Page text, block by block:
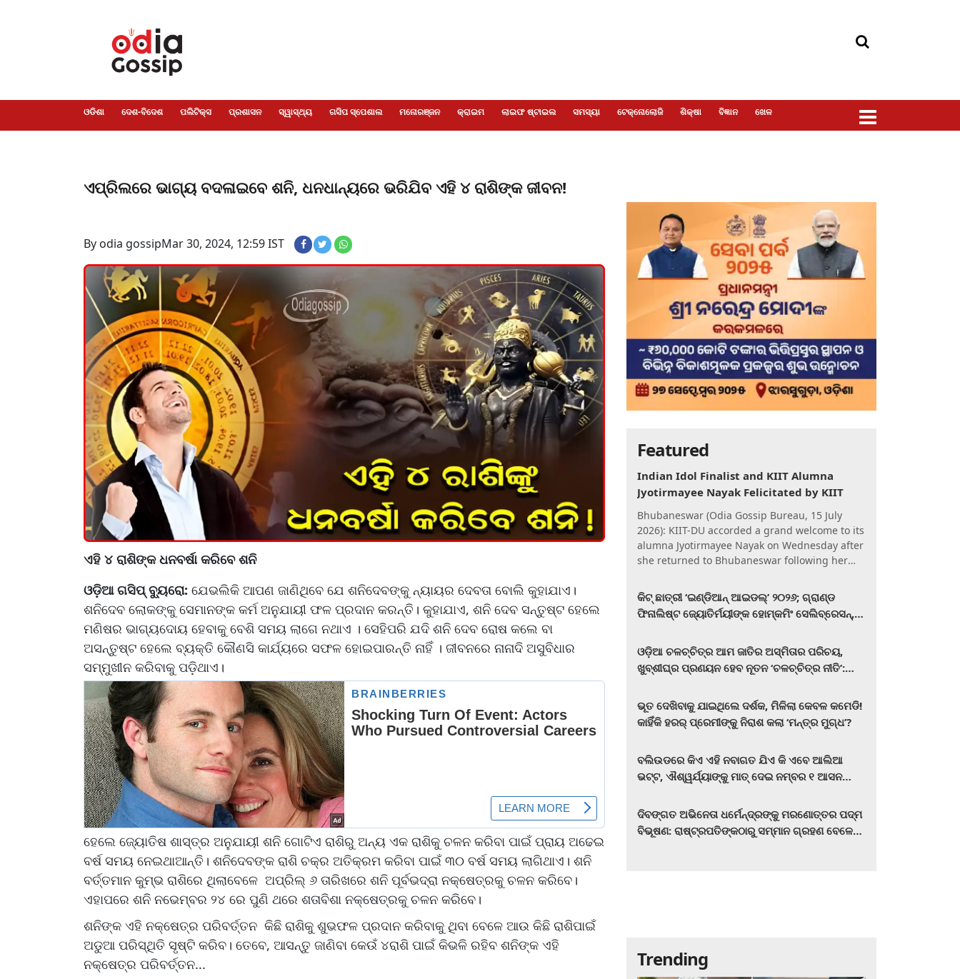
ଓଡିଶା ଦେଶ-ବିଦେଶ ପଲିଟିକ୍ସ ପ୍ରଶାସନ ସ୍ୱାସ୍ଥ୍ୟ ଗସିପ ସ୍ପେଶାଲ ମନୋରଞ୍ଜନ କ୍ରାଇମ ଲାଇଫ ଷ୍ଟାଇଲ ସମସ୍ୟା ଟେକ୍ନୋଲୋଜି ଶିକ୍ଷା ବିଜ୍ଞାନ ଖେଳ
ଏପ୍ରିଲରେ ଭାଗ୍ୟ ବଦଳାଇବେ ଶନି, ଧନଧାନ୍ୟରେ ଭରିଯିବ ଏହି ୪ ରାଶିଙ୍କ ଜୀବନ!
By odia gossipMar 30, 2024, 12:59 IST
ଏହି ୪ ରାଶିଙ୍କ ଧନବର୍ଷା କରିବେ ଶନି
ଓଡ଼ିଆ ଗସିପ୍ ବ୍ୟୁରୋ: ଯେଭଲିକି ଆପଣ ଜାଣିଥିବେ ଯେ ଶନିଦେବଙ୍କୁ ନ୍ୟାୟର ଦେବତା ବୋଲି କୁହାଯାଏ।
ଶନିଦେବ ଲୋକଙ୍କୁ ସେମାନଙ୍କ କର୍ମ ଅନୁଯାୟୀ ଫଳ ପ୍ରଦାନ କରନ୍ତି। କୁହାଯାଏ, ଶନି ଦେବ ସନ୍ତୁଷ୍ଟ ହେଲେ
ମଣିଷର ଭାଗ୍ୟଦୋୟ ହେବାକୁ ବେଶି ସମୟ ଲାଗେ ନଥାଏ । ସେହିପରି ଯଦି ଶନି ଦେବ ରୋଷ କଲେ ବା
ଅସନ୍ତୁଷ୍ଟ ହେଲେ ବ୍ୟକ୍ତି କୌଣସି କାର୍ଯ୍ୟରେ ସଫଳ ହୋଇପାରନ୍ତି ନାହିଁ । ଜୀବନରେ ନାନାଦି ଅସୁବିଧାର
ସମ୍ମୁଖୀନ କରିବାକୁ ପଡ଼ିଥାଏ।
ହେଲେ ଜ୍ୟୋତିଷ ଶାସ୍ତ୍ର ଅନୁଯାୟୀ ଶନି ଗୋଟିଏ ରାଶିରୁ ଅନ୍ୟ ଏକ ରାଶିକୁ ଚଳନ କରିବା ପାଇଁ ପ୍ରାୟ ଅଢେଇ
ବର୍ଷ ସମୟ ନେଇଥାଆନ୍ତି। ଶନିଦେବଙ୍କ ରାଶି ଚକ୍ର ଅତିକ୍ରମ କରିବା ପାଇଁ ୩୦ ବର୍ଷ ସମୟ ଲାଗିଥାଏ। ଶନି
ବର୍ତ୍ତମାନ କୁମ୍ଭ ରାଶିରେ ଥିଲାବେଳେ ଅପ୍ରିଲ୍ ୬ ତାରିଖରେ ଶନି ପୂର୍ବଭଦ୍ରା ନକ୍ଷେତ୍ରକୁ ଚଳନ କରିବେ।
ଏହାପରେ ଶନି ନଭେମ୍ବର ୨୪ ରେ ପୁଣି ଥରେ ଶତାବିଶା ନକ୍ଷେତ୍ରକୁ ଚଳନ କରିବେ।
ଶନିଙ୍କ ଏହି ନକ୍ଷେତ୍ର ପରିବର୍ତ୍ତନ କିଛି ରାଶିକୁ ଶୁଭଫଳ ପ୍ରଦାନ କରିବାକୁ ଥିବା ବେଳେ ଆଉ କିଛି ରାଶିପାଇଁ
ଅଡୁଆ ପରିସ୍ଥିତି ସୃଷ୍ଟି କରିବ। ତେବେ, ଆସନ୍ତୁ ଜାଣିବା କେଉଁ ୪ରାଶି ପାଇଁ କିଭଳି ରହିବ ଶନିଙ୍କ ଏହି
ନକ୍ଷେତ୍ର ପରିବର୍ତ୍ତନ...
Featured
Indian Idol Finalist and KIIT Alumna
Jyotirmayee Nayak Felicitated by KIIT
Bhubaneswar (Odia Gossip Bureau, 15 July
2026): KIIT-DU accorded a grand welcome to its
alumna Jyotirmayee Nayak on Wednesday after
she returned to Bhubaneswar following her
କିଟ୍‍ ଛାତ୍ରୀ ‘ଇଣ୍ଡିଆନ୍ ଆଇଡଲ୍‌’ ୨୦୨୬; ଗ୍ରାଣ୍ଡ
ଫିନାଲିଷ୍ଟ ଜ୍ୟୋତିର୍ମୟୀଙ୍କ ହୋମ୍‍କମିଂ ସେଲିବ୍ରେସନ୍‍,
ଓଡ଼ିଆ ଚଳଚ୍ଚିତ୍ର ଆମ ଜାତିର ଅସ୍ମିତାର ପରିଚୟ,
ଖୁବ୍‌ଶୀଘ୍ର ପ୍ରଣୟନ ହେବ ନୂତନ ‘ଚଳଚ୍ଚିତ୍ର ନୀତି’:
ଭୂତ ଦେଖିବାକୁ ଯାଇଥିଲେ ଦର୍ଶକ, ମିଳିଲା କେବଳ କମେଡି!
କାହିଁକି ହରର୍‌ ପ୍ରେମୀଙ୍କୁ ନିରାଶ କଲା ‘ମନ୍ତ୍ର ମୁଗ୍ଧ’?
ବଲିଉଡରେ କିଏ ଏହି ନବାଗତ ଯିଏ କି ଏବେ ଆଲିଆ
ଭଟ୍ଟ, ଐଶ୍ୱର୍ଯ୍ୟାଙ୍କୁ ମାତ୍‌ ଦେଇ ନମ୍ବର ୧ ଆସନ
ଦିବଙ୍ଗତ ଅଭିନେତା ଧର୍ମେନ୍ଦ୍ରଙ୍କୁ ମରଣୋତ୍ତର ପଦ୍ମ
ବିଭୂଷଣ: ରାଷ୍ଟ୍ରପତିଙ୍କଠାରୁ ସମ୍ମାନ ଗ୍ରହଣ ବେଳେ
Trending